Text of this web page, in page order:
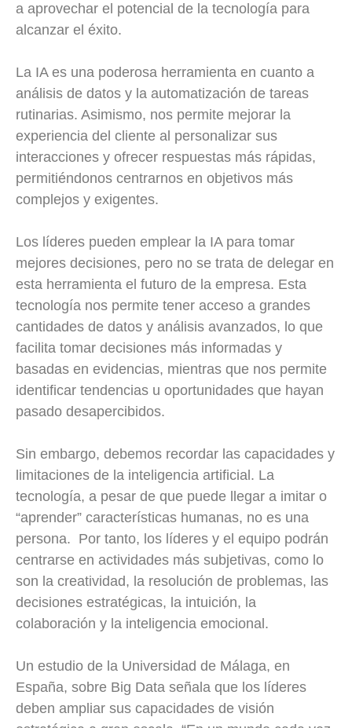
a aprovechar el potencial de la tecnología para
alcanzar el éxito.
La IA es una poderosa herramienta en cuanto a
análisis de datos y la automatización de tareas
rutinarias. Asimismo, nos permite mejorar la
experiencia del cliente al personalizar sus
interacciones y ofrecer respuestas más rápidas,
permitiéndonos centrarnos en objetivos más
complejos y exigentes.
Los líderes pueden emplear la IA para tomar
mejores decisiones, pero no se trata de delegar en
esta herramienta el futuro de la empresa. Esta
tecnología nos permite tener acceso a grandes
cantidades de datos y análisis avanzados, lo que
facilita tomar decisiones más informadas y
basadas en evidencias, mientras que nos permite
identificar tendencias u oportunidades que hayan
pasado desapercibidos.
Sin embargo, debemos recordar las capacidades y
limitaciones de la inteligencia artificial. La
tecnología, a pesar de que puede llegar a imitar o
“aprender” características humanas, no es una
persona. Por tanto, los líderes y el equipo podrán
centrarse en actividades más subjetivas, como lo
son la creatividad, la resolución de problemas, las
decisiones estratégicas, la intuición, la
colaboración y la inteligencia emocional.
Un estudio de la Universidad de Málaga, en
España, sobre Big Data señala que los líderes
deben ampliar sus capacidades de visión